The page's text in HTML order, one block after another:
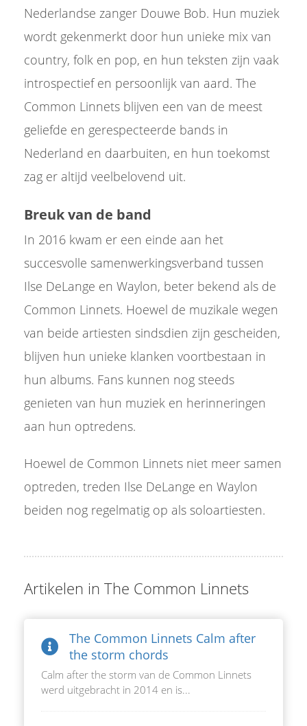
Nederlandse zanger Douwe Bob. Hun muziek
wordt gekenmerkt door hun unieke mix van
country, folk en pop, en hun teksten zijn vaak
introspectief en persoonlijk van aard. The
Common Linnets blijven een van de meest
geliefde en gerespecteerde bands in
Nederland en daarbuiten, en hun toekomst
zag er altijd veelbelovend uit.
Breuk van de band
In 2016 kwam er een einde aan het
succesvolle samenwerkingsverband tussen
Ilse DeLange en Waylon, beter bekend als de
Common Linnets. Hoewel de muzikale wegen
van beide artiesten sindsdien zijn gescheiden,
blijven hun unieke klanken voortbestaan in
hun albums. Fans kunnen nog steeds
genieten van hun muziek en herinneringen
aan hun optredens.
Hoewel de Common Linnets niet meer samen
optreden, treden Ilse DeLange en Waylon
beiden nog regelmatig op als soloartiesten.
Artikelen in The Common Linnets
The Common Linnets Calm after
the storm chords
Calm after the storm van de Common Linnets
werd uitgebracht in 2014 en is...